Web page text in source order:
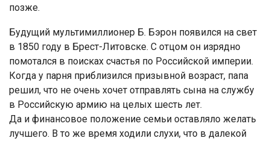
позже.
Будущий мультимиллионер Б. Бэрон появился на свет
в 1850 году в Брест-Литовске. С отцом он изрядно
помотался в поисках счастья по Российской империи.
Когда у парня приблизился призывной возраст, папа
решил, что не очень хочет отправлять сына на службу
в Российскую армию на целых шесть лет.
Да и финансовое положение семьи оставляло желать
лучшего. В то же время ходили слухи, что в далекой